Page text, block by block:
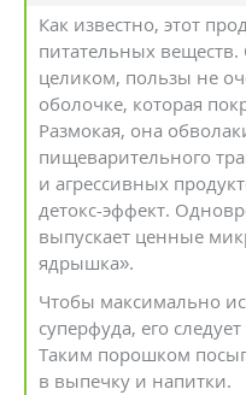
Как известно, этот
питательных
целиком, пользы не
оболочке, которая
Размокая, она
пищеварительного
и агрессивных
детокс-эффект.
выпускает ценные
ядрышка».
Чтобы максимально
суперфуда, его
Таким порошком
в выпечку и напитки.